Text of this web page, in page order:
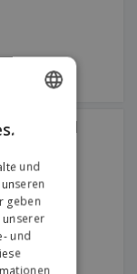
BETA BK |
ENGLISH
und
geben
und